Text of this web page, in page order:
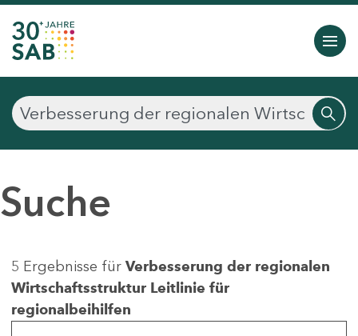
Suche
5 Ergebnisse für Verbesserung der regionalen
Wirtschaftsstruktur Leitlinie für
regionalbeihilfen